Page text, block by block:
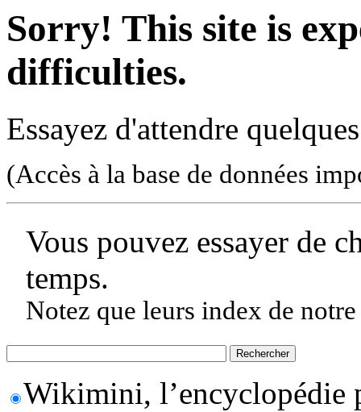
Sorry! This site is
difficulties.
Essayez d'attendre
(Accès à la base de données
Vous pouvez essayer de
temps.
Notez que leurs index de
Wikimini, l’encyclopédie